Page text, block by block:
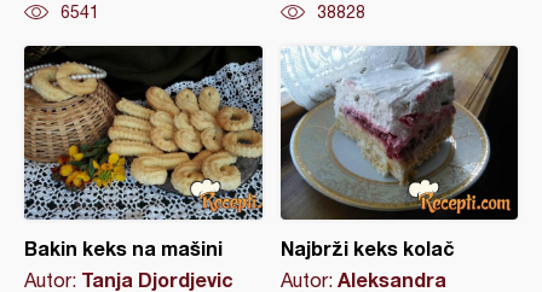
6541 38828
Bakin keks na mašini
Autor: Tanja Djordjevic
Najbrži keks kolač
Autor: Aleksandra